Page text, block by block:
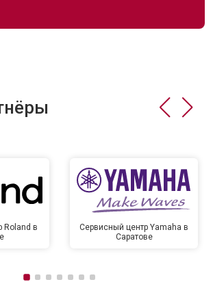
Roland в
Сервисный центр Yamaha в
Саратове